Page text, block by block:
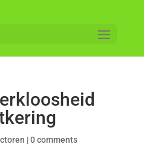
|0 comments